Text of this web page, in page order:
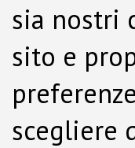
sia nostri
sito e
scegliere